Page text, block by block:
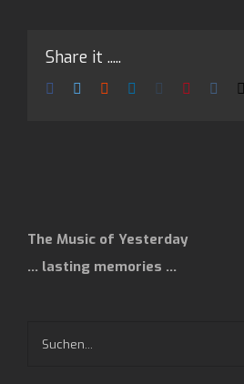
Share it .....
Facebook
TwitterReddit LinkedIn
TumblrPinterest
The Music of Yesterday
… lasting memories …